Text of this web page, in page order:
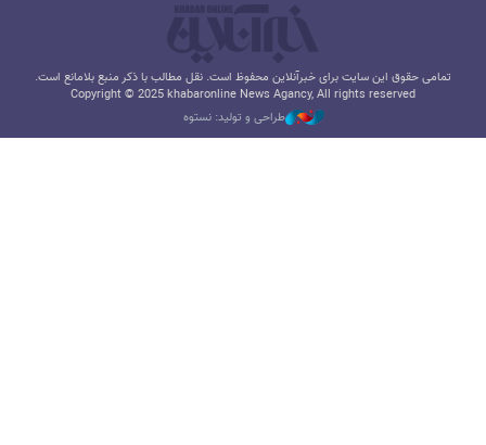
تمامی حقوق این سایت برای خبرآنلاین محفوظ است. نقل مطالب با ذکر منبع بلامانع است.
Copyright © 2025 khabaronline News Agancy, All rights reserved
طراحی و تولید: نستوه